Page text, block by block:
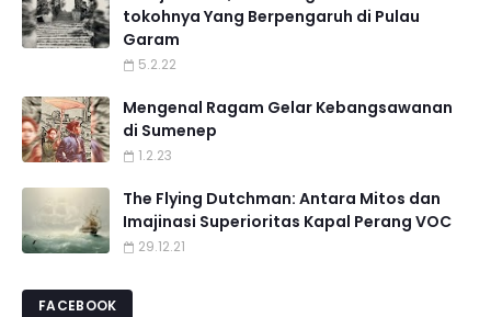
tokohnya Yang Berpengaruh di Pulau
Garam
5.2.22
Mengenal Ragam Gelar Kebangsawanan
di Sumenep
1.2.23
The Flying Dutchman: Antara Mitos dan
Imajinasi Superioritas Kapal Perang VOC
29.12.21
FACEBOOK